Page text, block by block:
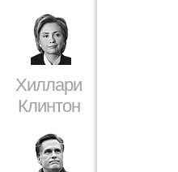
Хиллари
Клинтон